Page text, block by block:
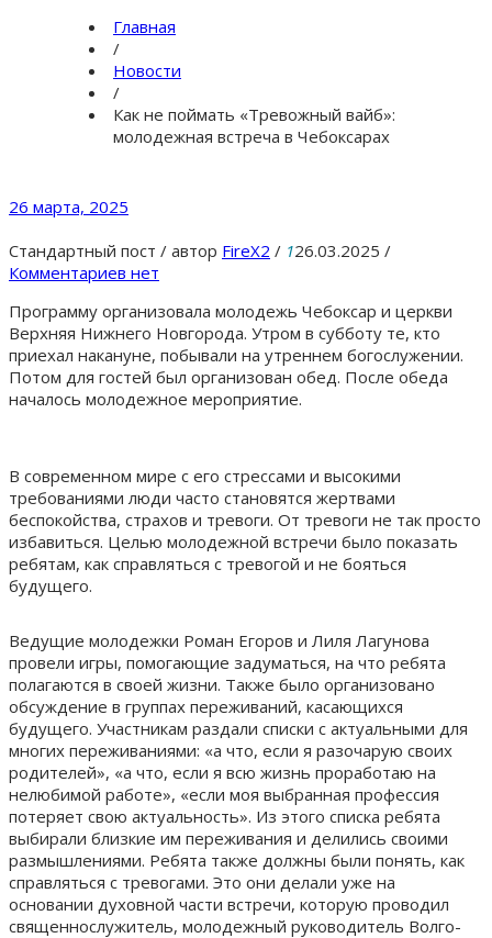
Главная
/
Новости
/
Как не поймать «Тревожный вайб»:
молодежная встреча в Чебоксарах
26 марта, 2025
Стандартный пост / автор FireX2 / 126.03.2025 /
Комментариев нет
Программу организовала молодежь Чебоксар и церкви
Верхняя Нижнего Новгорода. Утром в субботу те, кто
приехал накануне, побывали на утреннем богослужении.
Потом для гостей был организован обед. После обеда
началось молодежное мероприятие.
В современном мире с его стрессами и высокими
требованиями люди часто становятся жертвами
беспокойства, страхов и тревоги. От тревоги не так просто
избавиться. Целью молодежной встречи было показать
ребятам, как справляться с тревогой и не бояться
будущего.
Ведущие молодежки Роман Егоров и Лиля Лагунова
провели игры, помогающие задуматься, на что ребята
полагаются в своей жизни. Также было организовано
обсуждение в группах переживаний, касающихся
будущего. Участникам раздали списки с актуальными для
многих переживаниями: «а что, если я разочарую своих
родителей», «а что, если я всю жизнь проработаю на
нелюбимой работе», «если моя выбранная профессия
потеряет свою актуальность». Из этого списка ребята
выбирали близкие им переживания и делились своими
размышлениями. Ребята также должны были понять, как
справляться с тревогами. Это они делали уже на
основании духовной части встречи, которую проводил
священнослужитель, молодежный руководитель Волго-